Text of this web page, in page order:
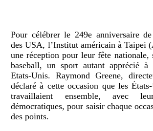
Pour célébrer le 249e anniversaire de
des USA, l’Institut américain à Taipei
une réception pour leur fête nationale,
baseball, un sport autant apprécié à
Etats-Unis. Raymond Greene,
déclaré à cette occasion que les
travaillaient ensemble, avec
démocratiques, pour saisir chaque
des points.